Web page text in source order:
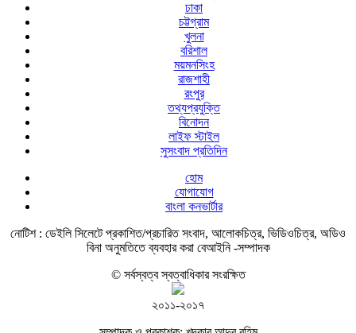
ঢাকা
চট্টগ্রাম
খুলনা
বরিশাল
ময়মনসিংহ
রাজশাহী
রংপুর
তথ্যপ্রযুক্তি
বিনোদন
লাইফ স্টাইল
সুসংবাদ প্রতিদিন
হোম
যোগাযোগ
বাংলা কনভার্টার
নোটিশ : ডেইলি সিলেটে প্রকাশিত/প্রচারিত সংবাদ, আলোকচিত্র, ভিডিওচিত্র, অডিও
বিনা অনুমতিতে ব্যবহার করা বেআইনি -সম্পাদক
© সর্বস্বত্ব স্বত্বাধিকার সংরক্ষিত
২০১১-২০১৭